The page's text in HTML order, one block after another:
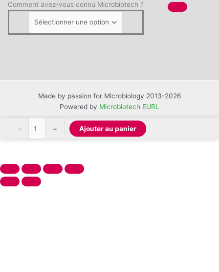
Comment avez-vous connu Microbiotech ?
Made by passion for Microbiology 2013-2026
Powered by Microbiotech EURL
-
d'urine
ACON
Mission
+ Ajouter au panier